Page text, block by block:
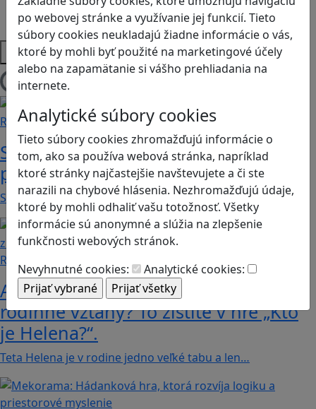
po webovej stránke a využívanie jej funkcií. Tieto
súbory cookies neukladajú žiadne informácie o vás,
ktoré by mohli byť použité na marketingové účely
alebo na zapamätanie si vášho prehliadania na
internete.
Analytické súbory cookies
Tieto súbory cookies zhromažďujú informácie o
tom, ako sa používa webová stránka, napríklad
ktoré stránky najčastejšie navštevujete a či ste
narazili na chybové hlásenia. Nezhromažďujú údaje,
ktoré by mohli odhaliť vašu totožnosť. Všetky
informácie sú anonymné a slúžia na zlepšenie
funkčnosti webových stránok.
Nevyhnutné cookies:
Analytické cookies:
Strategické myslenie
Zdravie a pohyb
Platformy
Načítam blogy
Recenzie
Supermarket Together: vyskúšajte si
prácu v obchode
Supermarket Together je simulačná hra, v ktorej…
Recenzie
Ako ovplyvnil komunistický režim
rodinné vzťahy? To zistíte v hre „Kto
je Helena?“.
Teta Helena je v rodine jedno veľké tabu a len…